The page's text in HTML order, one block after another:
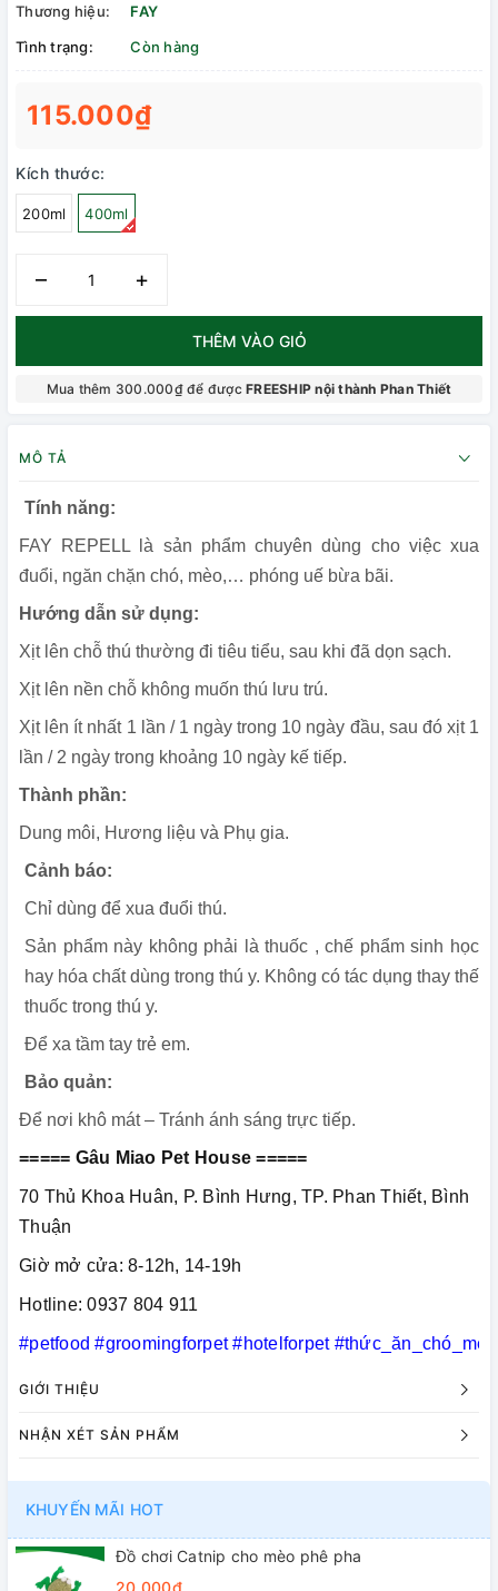
Thương hiệu:
FAY
Tình trạng:
Còn hàng
115.000₫
Kích thước:
200ml 400ml
– +
THÊM VÀO GIỎ
Mua thêm 300.000₫ để đượcFREESHIP nội thành Phan Thiết
MÔ TẢ
Tính năng:
FAY REPELL là sản phẩm chuyên dùng cho việc xua
đuổi, ngăn chặn chó, mèo,… phóng uế bừa bãi.
Hướng dẫn sử dụng:
Xịt lên chỗ thú thường đi tiêu tiểu, sau khi đã dọn sạch.
Xịt lên nền chỗ không muốn thú lưu trú.
Xịt lên ít nhất 1 lần / 1 ngày trong 10 ngày đầu, sau đó xịt 1
lần / 2 ngày trong khoảng 10 ngày kế tiếp.
Thành phần:
Dung môi, Hương liệu và Phụ gia.
Cảnh báo:
Chỉ dùng để xua đuổi thú.
Sản phẩm này không phải là thuốc , chế phẩm sinh học
hay hóa chất dùng trong thú y. Không có tác dụng thay thế
thuốc trong thú y.
Để xa tầm tay trẻ em.
Bảo quản:
Để nơi khô mát – Tránh ánh sáng trực tiếp.
===== Gâu Miao Pet House =====
70 Thủ Khoa Huân, P. Bình Hưng, TP. Phan Thiết, Bình
Thuận
Giờ mở cửa: 8-12h, 14-19h
Hotline: 0937 804 911
#petfood #groomingforpet #hotelforpet #thức_ăn_chó_mèo
GIỚI THIỆU
NHẬN XÉT SẢN PHẨM
KHUYẾN MÃI HOT
Đồ chơi Catnip cho mèo phê pha
20.000₫